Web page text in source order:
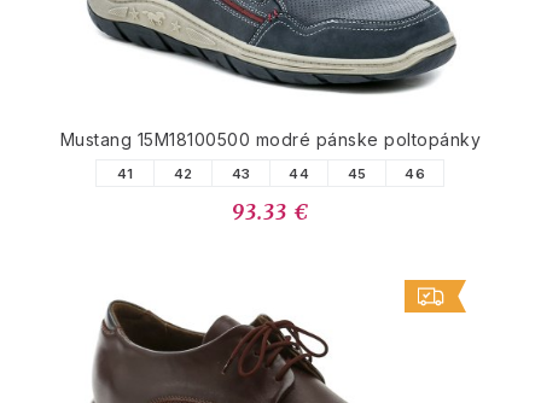
Mustang 15M18100500 modré pánske poltopánky
41 42 43 44 45 46
93.33 €